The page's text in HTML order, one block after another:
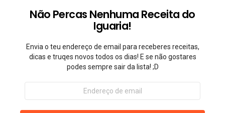
Não Percas Nenhuma Receita do
Iguaria!
Envia o teu endereço de email para receberes receitas,
dicas e truqes novos todos os dias! E se não gostares
podes sempre sair da lista! ;D
Endereço
email